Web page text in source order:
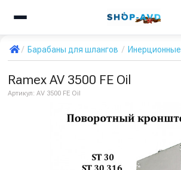
Барабаны для шлангов Инерционные
Ramex AV 3500 FE Oil
Артикул: AV 3500 FE Oil